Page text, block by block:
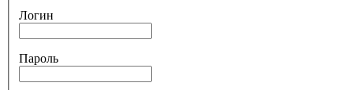
Логин
Пароль